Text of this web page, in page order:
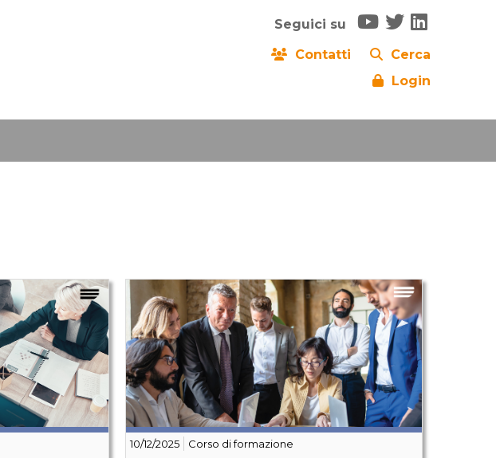
Seguici su
Contatti
Cerca
Login
10/12/2025 Corso di formazione